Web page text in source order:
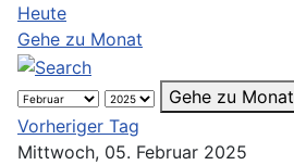
Heute
Gehe zu Monat
Gehe zu Monat
Vorheriger Tag
Mittwoch, 05. Februar 2025